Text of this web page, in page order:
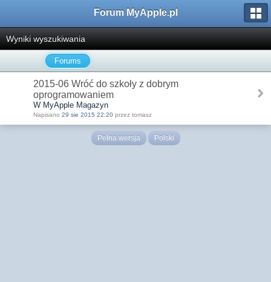
Forum MyApple.pl
Wyniki wyszukiwania
Forums
2015-06 Wróć do szkoły z dobrym
oprogramowaniem
W MyApple Magazyn
Napisano 29 sie 2015 22:20 przez tomasz
Pełna wersja Polski